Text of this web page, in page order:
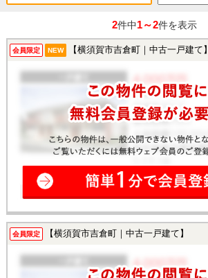
2件中1～2件を表示
会員限定 NEW 【横須賀市吉倉町｜中古一戸建て】
会員限定 【横須賀市吉倉町｜中古一戸建て】